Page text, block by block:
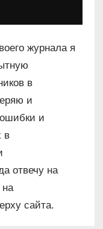
журнала я
в
и
и
в
отвечу на
сайта.